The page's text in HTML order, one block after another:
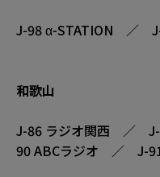
J-98 α-STATION ／
和歌山
J-86 ラジオ関西 ／
90 ABCラジオ ／ J-